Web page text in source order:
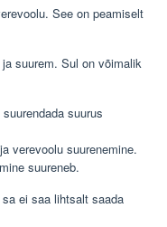
See on peamiselt
suurem. Sul on võimalik
suurus
verevoolu suurenemine.
suureneb.
ei saa lihtsalt saada